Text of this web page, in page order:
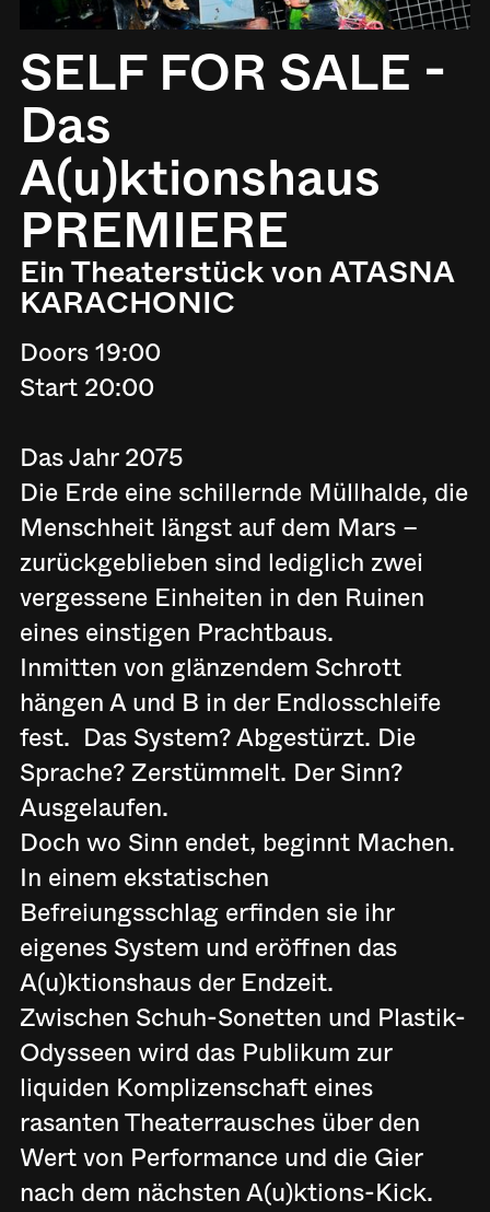
SELF FOR SALE -
Das
A(u)ktionshaus
PREMIERE
Ein Theaterstück von ATASNA
KARACHONIC
Doors 19:00
Start 20:00
Das Jahr 2075
Die Erde eine schillernde Müllhalde, die
Menschheit längst auf dem Mars –
zurückgeblieben sind lediglich zwei
vergessene Einheiten in den Ruinen
eines einstigen Prachtbaus.
Inmitten von glänzendem Schrott
hängen A und B in der Endlosschleife
fest. Das System? Abgestürzt. Die
Sprache? Zerstümmelt. Der Sinn?
Ausgelaufen.
Doch wo Sinn endet, beginnt Machen.
In einem ekstatischen
Befreiungsschlag erfinden sie ihr
eigenes System und eröffnen das
A(u)ktionshaus der Endzeit.
Zwischen Schuh-Sonetten und Plastik-
Odysseen wird das Publikum zur
liquiden Komplizenschaft eines
rasanten Theaterrausches über den
Wert von Performance und die Gier
nach dem nächsten A(u)ktions-Kick.